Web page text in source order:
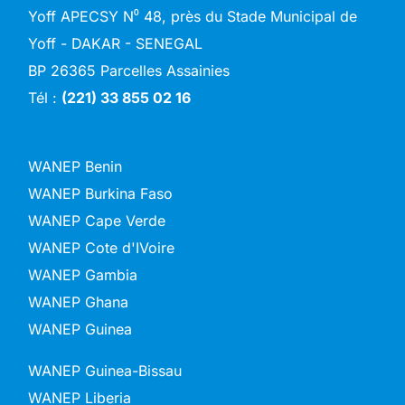
Yoff APECSY N⁰ 48, près du Stade Municipal de
Yoff - DAKAR - SENEGAL
BP 26365 Parcelles Assainies
Tél : (221) 33 855 02 16
WANEP Benin
WANEP Burkina Faso
WANEP Cape Verde
WANEP Cote d'IVoire
WANEP Gambia
WANEP Ghana
WANEP Guinea
WANEP Guinea-Bissau
WANEP Liberia